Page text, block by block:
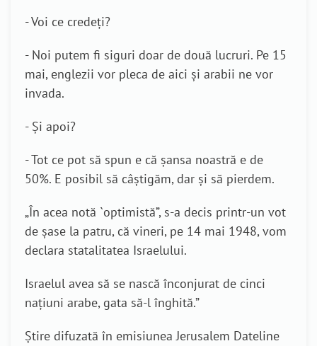
- Voi ce credeți?
- Noi putem fi siguri doar de două lucruri. Pe 15
mai, englezii vor pleca de aici și arabii ne vor
invada.
- Și apoi?
- Tot ce pot să spun e că șansa noastră e de
50%. E posibil să câștigăm, dar și să pierdem.
„În acea notă `optimistă”, s-a decis printr-un vot
de șase la patru, că vineri, pe 14 mai 1948, vom
declara statalitatea Israelului.
Israelul avea să se nască înconjurat de cinci
națiuni arabe, gata să-l înghită.”
Știre difuzată în emisiunea Jerusalem Dateline